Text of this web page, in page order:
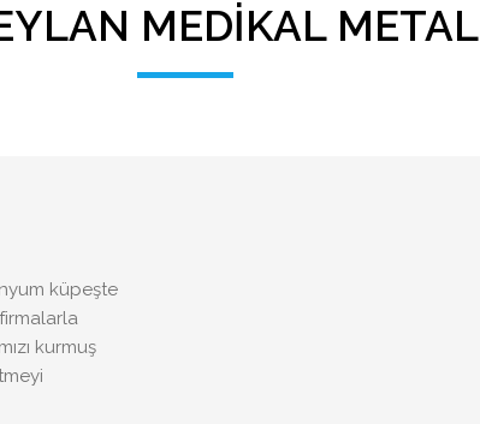
MEDIKAL METAL
küpeşte
kurmuş